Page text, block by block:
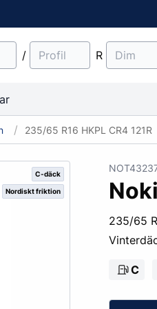
/ R
Lantbruk
235/65 R16 HKPL CR4 121R
C-däck
Nordiskt friktion
235/65
C